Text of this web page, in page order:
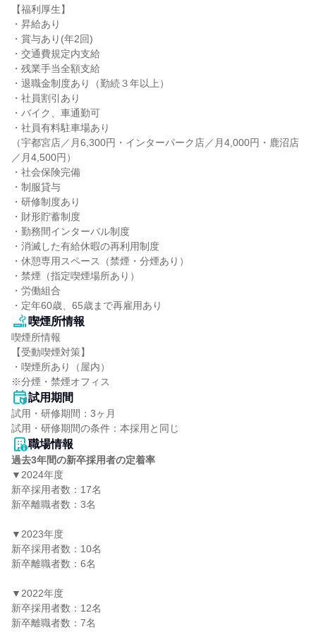
【福利厚生】
・昇給あり
・賞与あり(年2回)
・交通費規定内支給
・残業手当全額支給
・退職金制度あり（勤続３年以上）
・社員割引あり
・バイク、車通勤可
・社員有料駐車場あり
（宇都宮店／月6,300円・インターパーク店／月4,000円・鹿沼店
／月4,500円）
・社会保険完備
・制服貸与
・研修制度あり
・財形貯蓄制度
・勤務間インターバル制度
・消滅した有給休暇の再利用制度
・休憩専用スペース（禁煙・分煙あり）
・禁煙（指定喫煙場所あり）
・労働組合
・定年60歳、65歳まで再雇用あり
喫煙所情報
喫煙所情報
【受動喫煙対策】
・喫煙所あり（屋内）
※分煙・禁煙オフィス
試用期間
試用・研修期間：3ヶ月
職場情報
過去3年間の新卒採用者の定着率
▼2024年度
新卒採用者数：17名
新卒離職者数：3名
▼2023年度
新卒採用者数：10名
新卒離職者数：6名
▼2022年度
新卒採用者数：12名
新卒離職者数：7名